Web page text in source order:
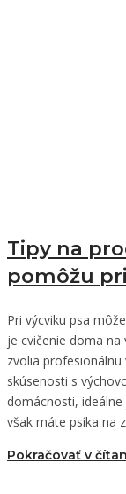
Tipy na
pomôžu
Pri výcviku psa
je cvičenie doma
zvolia profesionálnu
skúsenosti s
domácnosti,
však máte psíka na
Pokračovať v